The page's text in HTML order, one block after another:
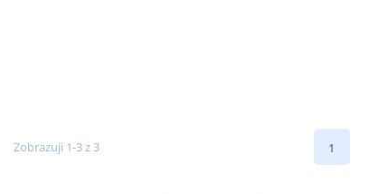
Zobrazuji 1-3 z 3 1